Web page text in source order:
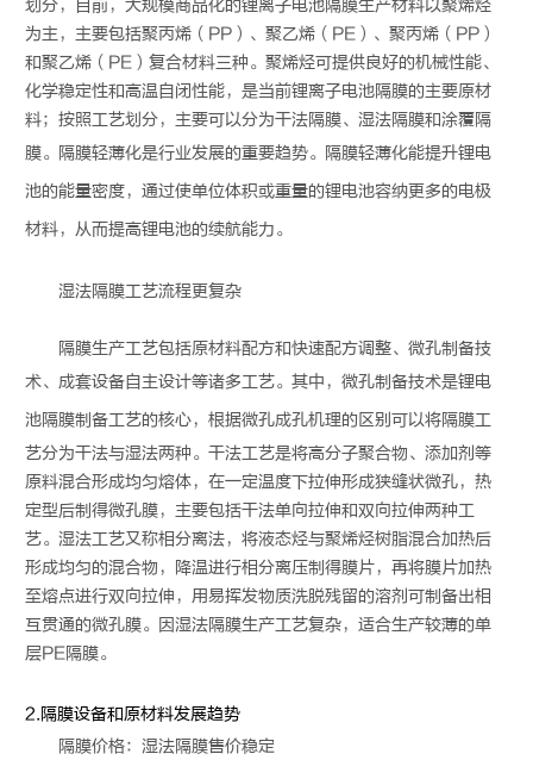
划分，目前，大规模商品化的锂离子电池隔膜生产材料以聚烯烃
为主，主要包括聚丙烯（PP）、聚乙烯（PE）、聚丙烯（PP）
和聚乙烯（PE）复合材料三种。聚烯烃可提供良好的机械性能、
化学稳定性和高温自闭性能，是当前锂离子电池隔膜的主要原材
料；按照工艺划分，主要可以分为干法隔膜、湿法隔膜和涂覆隔
膜。隔膜轻薄化是行业发展的重要趋势。隔膜轻薄化能提升锂电
池的能量密度，通过使单位体积或重量的锂电池容纳更多的电极
材料，从而提高锂电池的续航能力。
湿法隔膜工艺流程更复杂
隔膜生产工艺包括原材料配方和快速配方调整、微孔制备技
术、成套设备自主设计等诸多工艺。其中，微孔制备技术是锂电
池隔膜制备工艺的核心，根据微孔成孔机理的区别可以将隔膜工
艺分为干法与湿法两种。干法工艺是将高分子聚合物、添加剂等
原料混合形成均匀熔体，在一定温度下拉伸形成狭缝状微孔，热
定型后制得微孔膜，主要包括干法单向拉伸和双向拉伸两种工
艺。湿法工艺又称相分离法，将液态烃与聚烯烃树脂混合加热后
形成均匀的混合物，降温进行相分离压制得膜片，再将膜片加热
至熔点进行双向拉伸，用易挥发物质洗脱残留的溶剂可制备出相
互贯通的微孔膜。因湿法隔膜生产工艺复杂，适合生产较薄的单
层PE隔膜。
2.隔膜设备和原材料发展趋势
隔膜价格：湿法隔膜售价稳定